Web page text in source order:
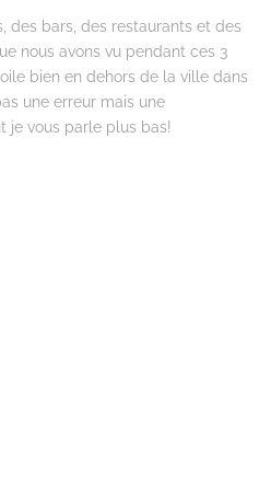
des bars, des restaurants et des
nous avons vu pendant ces 3
bien en dehors de la ville dans
une erreur mais une
je vous parle plus bas!